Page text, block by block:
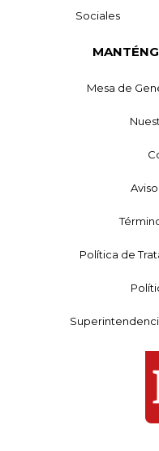
Sociales
Mesa de
Política de